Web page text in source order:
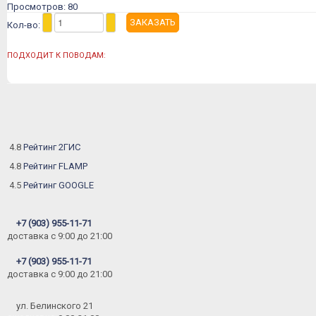
Просмотров: 80
Кол-во:
ПОДХОДИТ К ПОВОДАМ:
4.8 Рейтинг 2ГИС
4.8 Рейтинг FLAMP
4.5 Рейтинг GOOGLE
+7 (903) 955-11-71
доставка c 9:00 до 21:00
+7 (903) 955-11-71
доставка c 9:00 до 21:00
ул. Белинского 21